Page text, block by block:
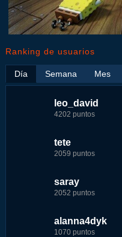
Ranking de usuarios
Día
leo_david
4202 puntos
tete
2059 puntos
saray
2052 puntos
alanna4dyk
1070 puntos
Semana
leo_david
21926 puntos
fer
7229 puntos
tete
6233 puntos
123dale
5192 puntos
Mes
leo_david
33385 puntos
jeremy_malpieu
15444 puntos
tete
8301 puntos
123dale
8290 puntos
nomedigas
339916 puntos
jeremy_malpieu
263186 puntos
Baba
252929 puntos
john
244881 puntos